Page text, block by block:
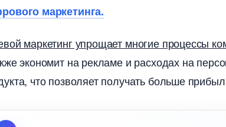
маркетинга.
маркетинг упрощает многие процессы
экономит на рекламе и расходах на
что позволяет получать больше